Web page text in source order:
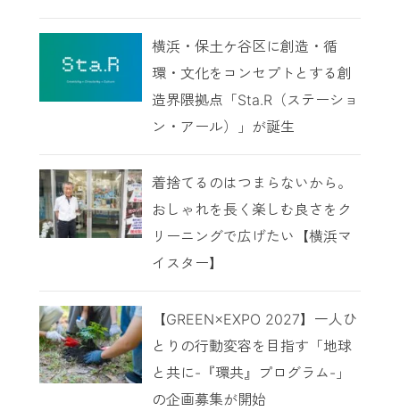
横浜・保土ケ谷区に創造・循
環・文化をコンセプトとする創
造界隈拠点「Sta.R（ステーショ
ン・アール）」が誕生
着捨てるのはつまらないから。
おしゃれを長く楽しむ良さをク
リーニングで広げたい【横浜マ
イスター】
【GREEN×EXPO 2027】一人ひ
とりの行動変容を目指す「地球
と共に-『環共』プログラム-」
の企画募集が開始